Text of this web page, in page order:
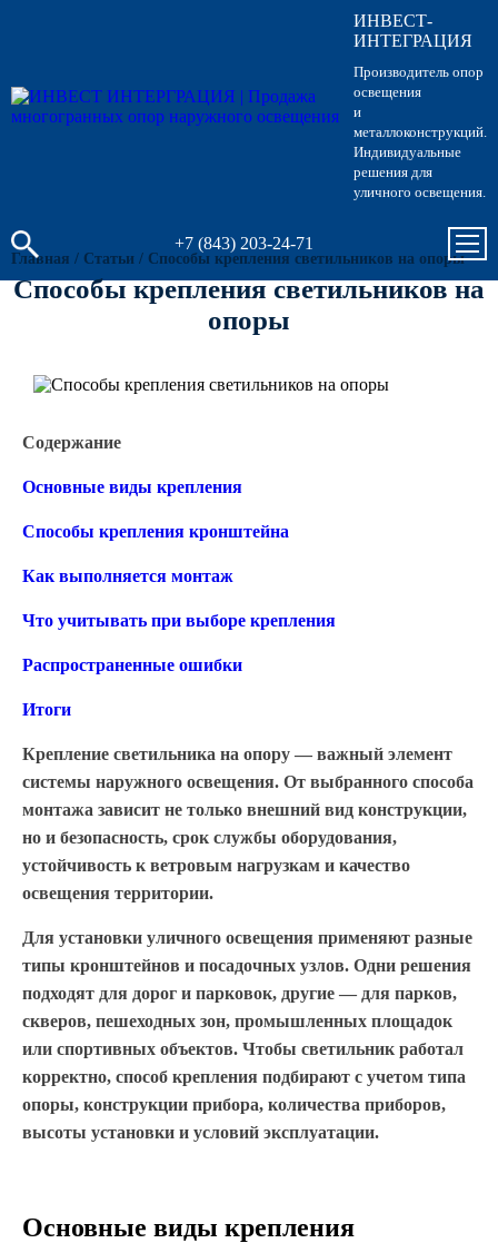
ИНВЕСТ-
ИНТЕГРАЦИЯ
Производитель опор
освещения
и
металлоконструкций.
Индивидуальные
решения для
уличного освещения.
+7 (843) 203-24-71
Несиловые
Силовые опоры
Светофорные
Опоры
МОГК
Кронштейны для уличного
освещения
Кронштейны
светильников
Кронштейны
светильников
Кронштейны
светильников
Кронштейны
Парковые опоры
Парковые
Антивандальные
питающие посты
МАФ (малые архитектурные
формы)
Главная / Статьи / Способы крепления светильников на опоры
Способы крепления светильников на
опоры
Содержание
Основные виды крепления
Способы крепления кронштейна
Как выполняется монтаж
Что учитывать при выборе крепления
Распространенные ошибки
Итоги
Крепление светильника на опору — важный элемент
системы наружного освещения. От выбранного способа
монтажа зависит не только внешний вид конструкции,
но и безопасность, срок службы оборудования,
устойчивость к ветровым нагрузкам и качество
освещения территории.
Для установки уличного освещения применяют разные
типы кронштейнов и посадочных узлов. Одни решения
подходят для дорог и парковок, другие — для парков,
скверов, пешеходных зон, промышленных площадок
или спортивных объектов. Чтобы светильник работал
корректно, способ крепления подбирают с учетом типа
опоры, конструкции прибора, количества приборов,
высоты установки и условий эксплуатации.
Основные виды крепления